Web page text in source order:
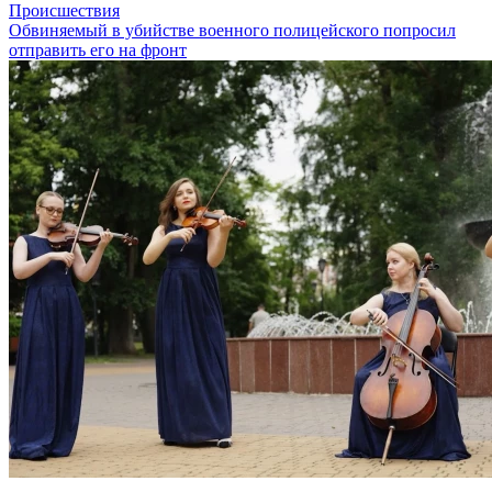
Происшествия
Обвиняемый в убийстве военного полицейского попросил
отправить его на фронт